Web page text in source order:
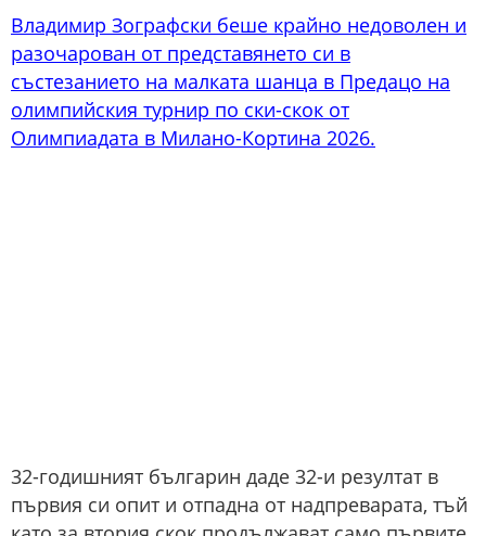
Владимир Зографски беше крайно недоволен и
разочарован от представянето си в
състезанието на малката шанца в Предацо на
олимпийския турнир по ски-скок от
Олимпиадата в Милано-Кортина 2026.
32-годишният българин даде 32-и резултат в
първия си опит и отпадна от надпреварата, тъй